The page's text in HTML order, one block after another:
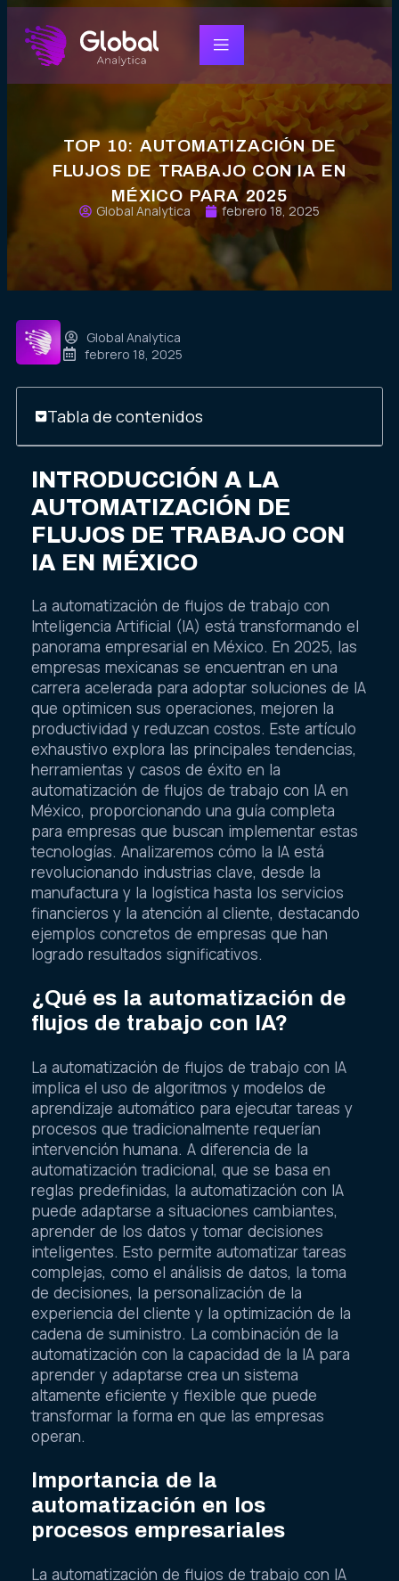
TOP 10: AUTOMATIZACIÓN DE
FLUJOS DE TRABAJO CON IA EN
MÉXICO PARA 2025
Global Analytica febrero 18, 2025
Global Analytica
febrero 18, 2025
Tabla de contenidos
INTRODUCCIÓN A LA
AUTOMATIZACIÓN DE
FLUJOS DE TRABAJO CON
IA EN MÉXICO
La automatización de flujos de trabajo con
Inteligencia Artificial (IA) está transformando el
panorama empresarial en México. En 2025, las
empresas mexicanas se encuentran en una
carrera acelerada para adoptar soluciones de IA
que optimicen sus operaciones, mejoren la
productividad y reduzcan costos. Este artículo
exhaustivo explora las principales tendencias,
herramientas y casos de éxito en la
automatización de flujos de trabajo con IA en
México, proporcionando una guía completa
para empresas que buscan implementar estas
tecnologías. Analizaremos cómo la IA está
revolucionando industrias clave, desde la
manufactura y la logística hasta los servicios
financieros y la atención al cliente, destacando
ejemplos concretos de empresas que han
logrado resultados significativos.
¿Qué es la automatización de
flujos de trabajo con IA?
La automatización de flujos de trabajo con IA
implica el uso de algoritmos y modelos de
aprendizaje automático para ejecutar tareas y
procesos que tradicionalmente requerían
intervención humana. A diferencia de la
automatización tradicional, que se basa en
reglas predefinidas, la automatización con IA
puede adaptarse a situaciones cambiantes,
aprender de los datos y tomar decisiones
inteligentes. Esto permite automatizar tareas
complejas, como el análisis de datos, la toma
de decisiones, la personalización de la
experiencia del cliente y la optimización de la
cadena de suministro. La combinación de la
automatización con la capacidad de la IA para
aprender y adaptarse crea un sistema
altamente eficiente y flexible que puede
transformar la forma en que las empresas
operan.
Importancia de la
automatización en los
procesos empresariales
La automatización de flujos de trabajo con IA